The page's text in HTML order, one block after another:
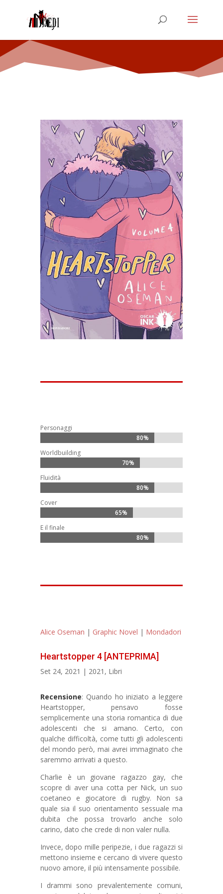
Personaggi
80%
80%
Worldbuilding
70%
70%
Fluidità
80%
80%
Cover
65%
65%
E il finale
80%
80%
Alice Oseman | Graphic Novel | Mondadori
Heartstopper 4 [ANTEPRIMA]
Set 24, 2021 | 2021 , Libri
Recensione: Quando ho iniziato a leggere
Heartstopper, pensavo fosse
semplicemente una storia romantica di due
adolescenti che si amano. Certo, con
qualche difficoltà, come tutti gli adolescenti
del mondo però, mai avrei immaginato che
saremmo arrivati a questo.
Charlie è un giovane ragazzo gay, che
scopre di aver una cotta per Nick, un suo
coetaneo e giocatore di rugby. Non sa
quale sia il suo orientamento sessuale ma
dubita che possa trovarlo anche solo
carino, dato che crede di non valer nulla.
Invece, dopo mille peripezie, i due ragazzi si
mettono insieme e cercano di vivere questo
nuovo amore, il più intensamente possibile.
I drammi sono prevalentemente comuni,